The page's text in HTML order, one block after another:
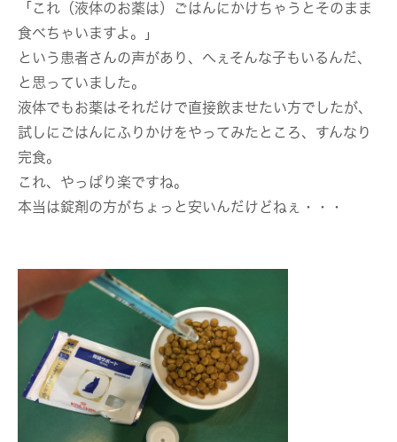
「これ（液体のお薬は）ごはんにかけちゃうとそのまま
食べちゃいますよ。」
という患者さんの声があり、へぇそんな子もいるんだ、
と思っていました。
液体でもお薬はそれだけで直接飲ませたい方でしたが、
試しにごはんにふりかけをやってみたところ、すんなり
完食。
これ、やっぱり楽ですね。
本当は錠剤の方がちょっと安いんだけどねぇ・・・